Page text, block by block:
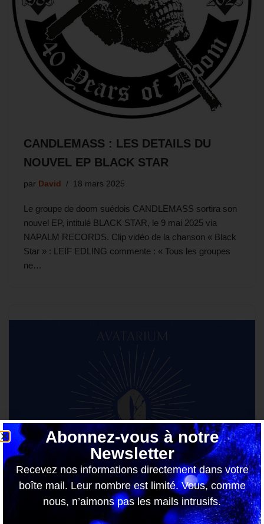
CANDLEMASS : LES DETAILS DU
NOUVEL EP BLACK STAR
par David 18 mars 2025
Le groupe de doom suédois CANDLEMASS sortira son
nouvel EP, intitulé BLACK STAR, le 9 mai 2025 via
NAPALM RECORDS. Clip vidéo de la chanson « Black
Star » : LEIF EDLING commente : « Tous les groupes
ne…
Abonnez-vous à notre
Newsletter
Recevez nos informations directement dans votre
boîte mail. Leur nombre est limité. Vous, comme
nous, n’aimons pas les mails intrusifs.